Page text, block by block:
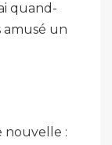
quand-
amusé un
nouvelle :